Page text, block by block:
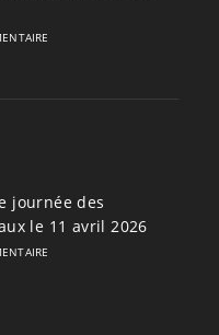
journée des
le 11 avril 2026